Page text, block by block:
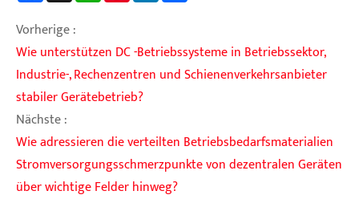
Vorherige :
Wie unterstützen DC -Betriebssysteme in Betriebssektor,
Industrie-, Rechenzentren und Schienenverkehrsanbieter
stabiler Gerätebetrieb?
Nächste :
Wie adressieren die verteilten Betriebsbedarfsmaterialien
Stromversorgungsschmerzpunkte von dezentralen Geräten
über wichtige Felder hinweg?